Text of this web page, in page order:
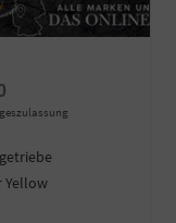
Yellow